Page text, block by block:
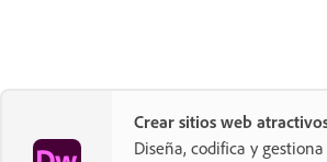
Crear sitios web
Diseña, codifica y